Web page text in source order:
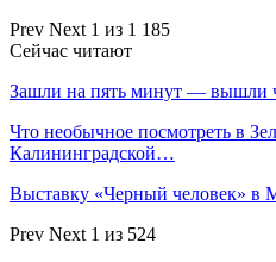
Prev Next 1 из 1 185
Сейчас читают
Зашли на пять минут — вышли
Что необычное посмотреть в
Калининградской…
Выставку «Черный человек»
Prev Next 1 из 524